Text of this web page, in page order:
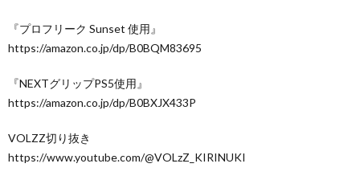
『プロフリーク Sunset 使用』
https://amazon.co.jp/dp/B0BQM83695
『NEXTグリップPS5使用』
https://amazon.co.jp/dp/B0BXJX433P
VOLZZ切り抜き
https://www.youtube.com/@VOLzZ_KIRINUKI